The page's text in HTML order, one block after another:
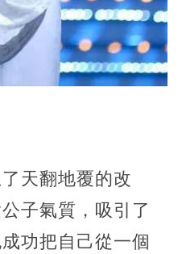
天翻地覆的改
子氣質，吸引了
功把自己從一個